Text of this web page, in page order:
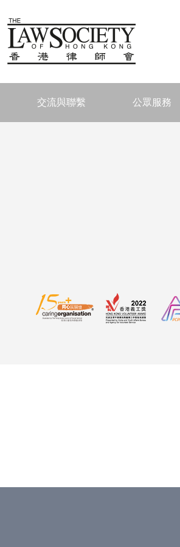
交流與聯繫 公眾服務